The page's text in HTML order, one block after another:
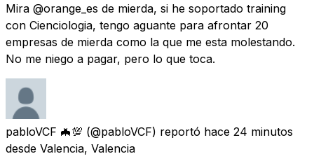
Mira @orange_es de mierda, si he soportado training
con Cienciologia, tengo aguante para afrontar 20
empresas de mierda como la que me esta molestando.
No me niego a pagar, pero lo que toca.
pabloVCF 🦇💯 (@pabloVCF) reportó hace 24 minutos
desde Valencia, Valencia